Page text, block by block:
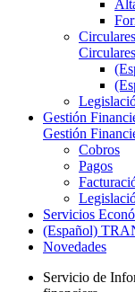
Gestión
Gestión
Cobros
Pagos
Servicios
(Español)
Novedades
Servicio de